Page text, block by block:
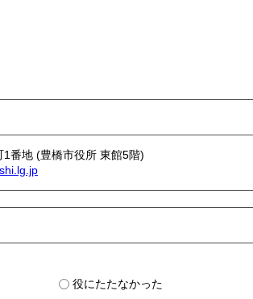
番地 (豊橋市役所 東館5階)
役にたたなかった